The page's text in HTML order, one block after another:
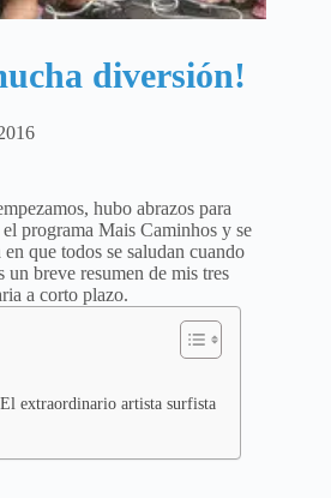
diversión!
hubo abrazos para
programa Mais Caminhos y se
que todos se saludan cuando
un breve resumen de mis tres
a corto plazo.
extraordinario artista surfista